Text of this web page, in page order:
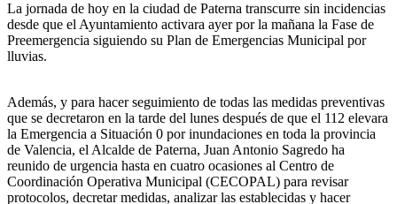
La jornada de hoy en la ciudad de Paterna transcurre sin incidencias
desde que el Ayuntamiento activara ayer por la mañana la Fase de
Preemergencia siguiendo su Plan de Emergencias Municipal por
lluvias.
Además, y para hacer seguimiento de todas las medidas preventivas
que se decretaron en la tarde del lunes después de que el 112 elevara
la Emergencia a Situación 0 por inundaciones en toda la provincia
de Valencia, el Alcalde de Paterna, Juan Antonio Sagredo ha
reunido de urgencia hasta en cuatro ocasiones al Centro de
Coordinación Operativa Municipal (CECOPAL) para revisar
protocolos, decretar medidas, analizar las establecidas y hacer